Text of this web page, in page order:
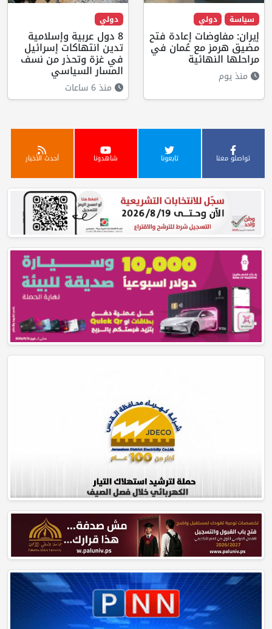
سياسة دولي
إيران: مفاوضات إعادة فتح
مضيق هرمز مع عُمان في
مراحلها النهائية
منذ يوم
دولي
8 دول عربية وإسلامية
تدين انتهاكات إسرائيل
في غزة وتحذر من نسف
المسار السياسي
منذ 6 ساعات
تواصلو معنا تابعونا شاهدونا أحدث الأخبار